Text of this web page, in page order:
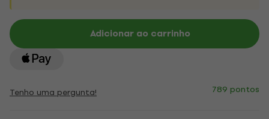
Adicionar ao carrinho
Tenho uma pergunta! 789 pontos